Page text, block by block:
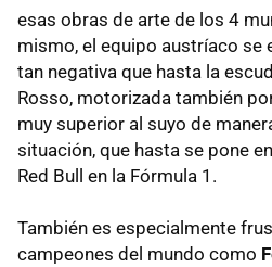
esas obras de arte de los 4
mismo, el equipo austríaco se
tan negativa que hasta la
Rosso, motorizada también
muy superior al suyo de
situación, que hasta se pone
Red Bull en la Fórmula 1.
También es especialmente
campeones del mundo como